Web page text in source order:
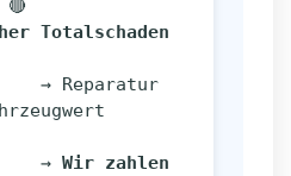
Totalschaden
                 →
Wir zahlen